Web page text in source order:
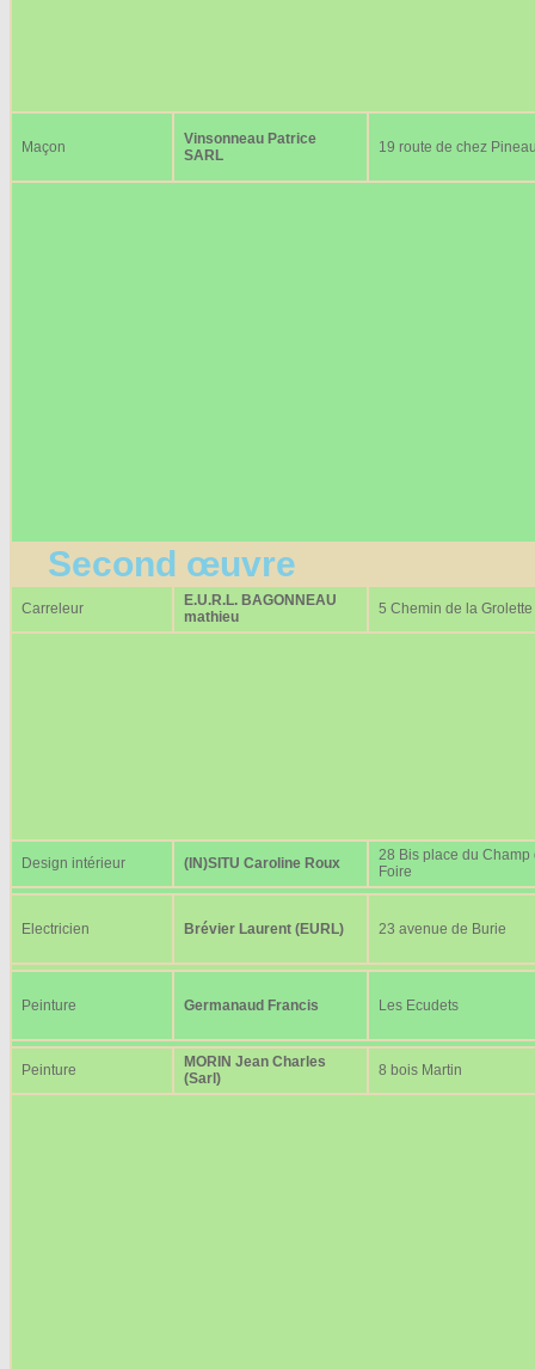
Maçon
Vinsonneau Patrice
SARL
19 route de chez
Second œuvre
Carreleur
E.U.R.L. BAGONNEAU
mathieu
5 Chemin de la Grolette
Design intérieur (IN)SITU Caroline Roux
28 Bis place du Champ
Foire
Electricien Brévier Laurent (EURL) 23 avenue de Burie
Peinture Germanaud Francis Les Ecudets
Peinture
MORIN Jean Charles
(Sarl)
8 bois Martin